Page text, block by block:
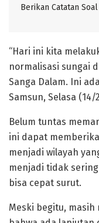
Berikan Catatan
“Hari ini kita
normalisasi sungai
Sanga Dalam. Ini
Samsun, Selasa (14/
Belum tuntas
ini dapat
menjadi wilayah
menjadi tidak
bisa cepat surut.
Meski begitu,